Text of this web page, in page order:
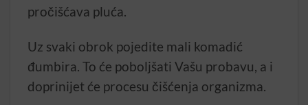
pročišćava pluća.
Uz svaki obrok pojedite mali komadić
đumbira. To će poboljšati Vašu probavu, a i
doprinijet će procesu čišćenja organizma.